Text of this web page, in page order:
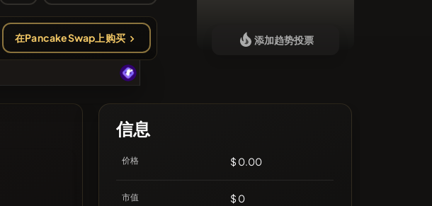
🔎 最近搜索
❌没有最近的币种
在PancakeSwap上购买 添加趋势投票
信息
价格 $ 0.00
市值 $ 0